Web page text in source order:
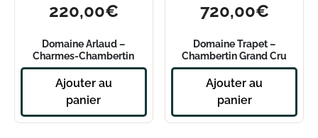
220,00€
Domaine Arlaud –
Charmes-Chambertin
Grand Cru 2021
Ajouter au
panier
720,00€
Domaine Trapet –
Chambertin Grand Cru
2020
Ajouter au
panier